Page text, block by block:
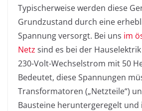
Typischerweise werden diese
Grundzustand durch eine
Spannung versorgt. Bei uns im
Netz sind es bei der
230-Volt-Wechselstrom mit 50
Bedeutet, diese Spannungen
Transformatoren („Netzteile“)
Bausteine heruntergeregelt und